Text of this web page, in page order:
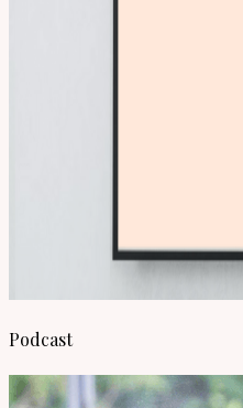
Podcast